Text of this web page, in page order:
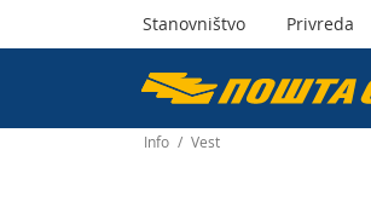
Пошта
Србије
Stanovništvo Privreda
Info / Vest